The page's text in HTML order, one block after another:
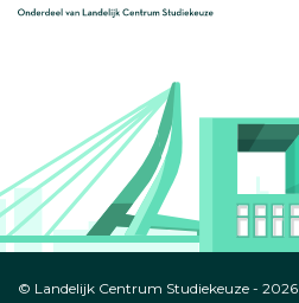
© Landelijk Centrum Studiekeuze - 2026